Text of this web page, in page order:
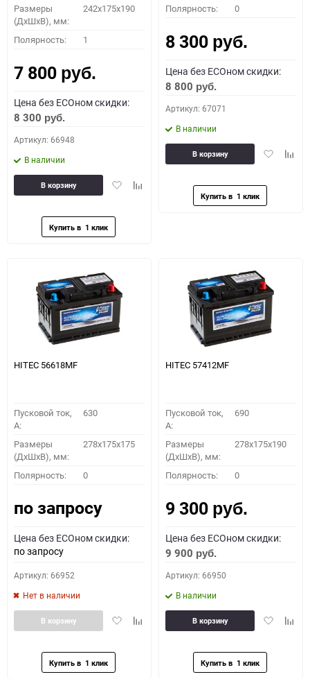
Размеры
(ДхШхВ), мм:
242x175x190
Полярность: 1
7 800 руб.
Цена без ECOном скидки:
8 300 руб.
Артикул: 66948
В наличии
ДобавитьДобавить
В корзину
Полярность: 0
8 300 руб.
Цена без ECOном скидки:
8 800 руб.
Артикул: 67071
В наличии
Добавить
В корзину
HITEC 56618MF
Пусковой ток,
A:
630
Размеры
(ДхШхВ), мм:
278x175x175
Полярность: 0
по запросу
Цена без ECOном скидки:
по запросу
Артикул: 66952
Нет в наличии
ДобавитьДобавить
В корзину
HITEC 57412MF
Пусковой ток,
A:
690
Размеры
(ДхШхВ), мм:
278x175x190
Полярность: 0
9 300 руб.
Цена без ECOном скидки:
9 900 руб.
Артикул: 66950
В наличии
Добавить
В корзину